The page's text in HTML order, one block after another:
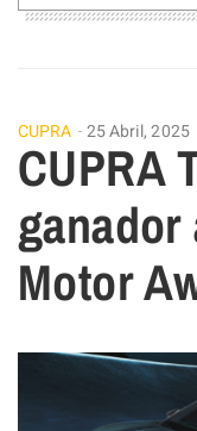
CUPRA 25 Abril, 2025
CUPRA
Motor